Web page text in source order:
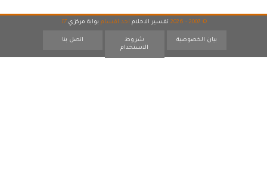
© 2007 - 2026 تفسير الاحلام احد اقسام بوابة مركزي 17
بيان الخصوصية
شروط
الاستخدام
اتصل بنا